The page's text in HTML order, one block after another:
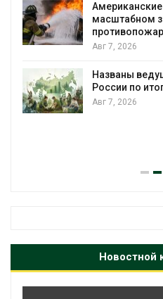
масштабном
Авг 7, 2026
Названы
России по
Авг 7, 2026
Новостной